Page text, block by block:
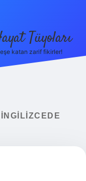
Tüyoları
katan zarif fikirler!